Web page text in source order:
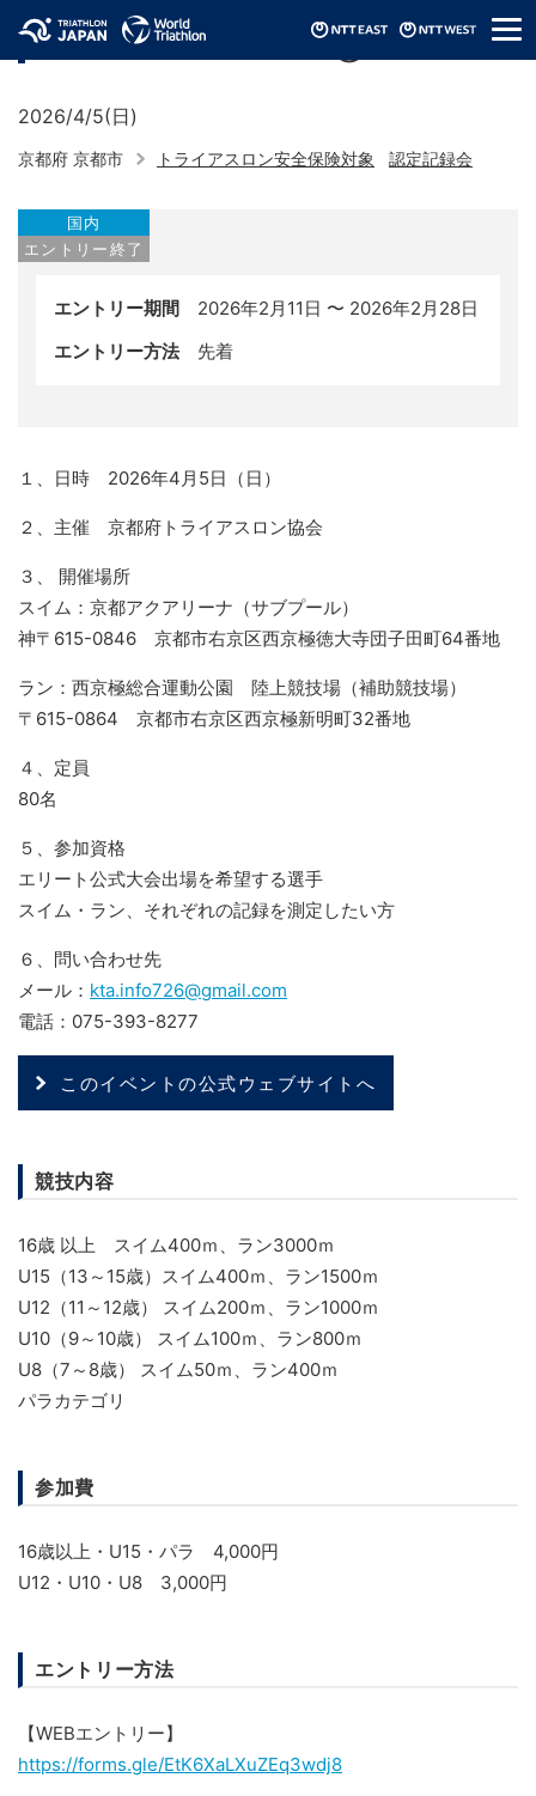
メ
ニ
認定記録会（2026/京都府②）
2026/4/5(日)
京都府 京都市 トライアスロン安全保険対象 認定記録会
国内
エントリー終了
エントリー期間 2026年2月11日 〜 2026年2月28日
エントリー方法先着
１、日時 2026年4月5日（日）
２、主催 京都府トライアスロン協会
３、 開催場所
スイム：京都アクアリーナ（サブプール）
神〒615-0846 京都市右京区西京極徳大寺団子田町64番地
ラン：西京極総合運動公園 陸上競技場（補助競技場）
〒615-0864 京都市右京区西京極新明町32番地
４、定員
80名
５、参加資格
エリート公式大会出場を希望する選手
スイム・ラン、それぞれの記録を測定したい方
６、問い合わせ先
メール： kta.info726@gmail.com
電話：075-393-8277
このイベントの公式ウェブサイトへ
競技内容
16歳 以上 スイム400ｍ、ラン3000ｍ
U15（13～15歳）スイム400ｍ、ラン1500ｍ
U12（11～12歳） スイム200ｍ、ラン1000ｍ
U10（9～10歳） スイム100ｍ、ラン800ｍ
U8（7～8歳） スイム50ｍ、ラン400ｍ
パラカテゴリ
参加費
16歳以上・U15・パラ 4,000円
U12・U10・U8 3,000円
エントリー方法
【WEBエントリー】
https://forms.gle/EtK6XaLXuZEq3wdj8